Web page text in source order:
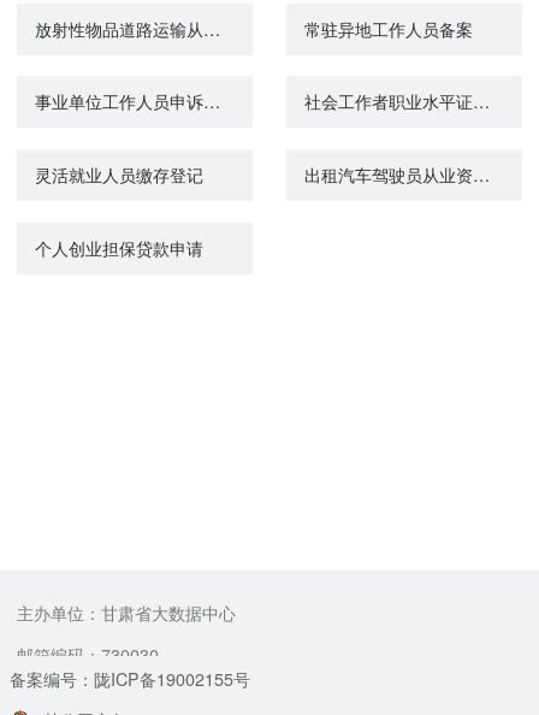
放射性物品道路运输从业人员资格证核发 常驻异地工作人员备案
事业单位工作人员申诉、再申诉办理 社会工作者职业水平证书登记管理
灵活就业人员缴存登记 出租汽车驾驶员从业资格注册
个人创业担保贷款申请
主办单位：甘肃省大数据中心
邮箱编码：730030
备案编号：陇ICP备19002155号